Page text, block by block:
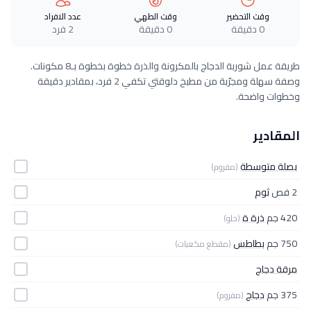
وقت التحضير
0 دقيقة
وقت الطهي
0 دقيقة
عدد الافراد
2 فرد
طريقة عمل شوربة الدجاج بالمكرونة والذرة خطوة بخطوة بـ8 مكونات.
وصفة سهلة ومجرّبة من مطبخ دلوقتي تكفي 2 فرد، بمقادير دقيقة
وخطوات واضحة.
المقادير
بصلة متوسطة(مفروم)
2 فص
ثوم
420 جم
ذرة ة(حلو)
750 جم بطاطس(مقطع مكعبات)
مرقة دجاج
375 جم
دجاج(مفروم)